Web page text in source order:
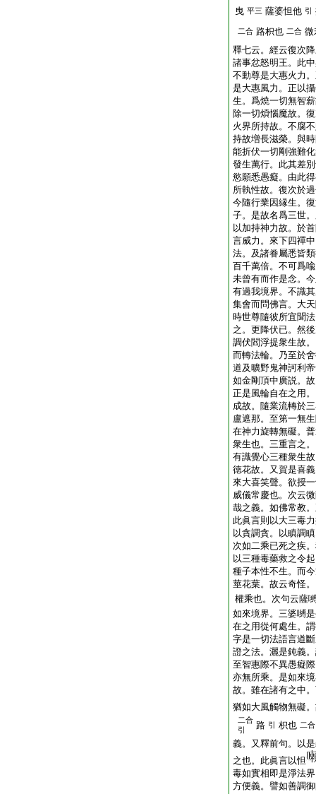
曳 平三 薩婆怛他 引
二合 路枳也 二合 微
釋七云。經云復次
諸事忿怒明王。此
不動尊是大惠火力
是大惠風力。正以
生。爲燒一切無智
除一切煩惱魔故。
火界所持故。不腐
持故増長滋榮。與
能折伏一切剛強難
發生萬行。此其差
慾願悉愚癡。由此
所執性故。復次於
今隨行業因縁生。
子。是故名爲三世
以加持神力故。於
言威力。來下四禪
法。及諸眷屬悉皆
百千萬倍。不可爲
未曾有而作是念。
有過我境界。不識
集會而問佛言。大
時世尊隨彼所宜聞
之。更降伏已。然
調伏閻浮提衆生故
而轉法輪。乃至於
道及曠野鬼神訶利
如金剛頂中廣説。
正是風輪自在之用
成故。隨業流轉於
盧遮那。至第一無
在神力旋轉無礙。
衆生也。三重言之
有識覺心三種衆生
徳花故。又賀是喜
來大喜笑聲。欲授
威儀常慶也。次云
哉之義。如佛常教
此眞言則以大三毒
以貪調貪。以瞋調
次如二乘已死之疾
以三種毒藥救之令
種子本性不生。而
莖花葉。故云奇怪
權乘也。次句云薩
如來境界。三婆嚩
在之用從何處生。
字是一切法語言道
證之法。灑是鈍義
至智惠際不異愚癡
亦無所乘。是如來
故。雖在諸有之中
猶如大風觸物無礙
二合
引
路 引 枳也 二合
義。又釋前句。以
之也。此眞言以怛
毒如實相即是淨法
方便義。譬如善調